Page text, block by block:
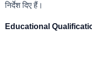
निर्देश दिए हैं।
Educational